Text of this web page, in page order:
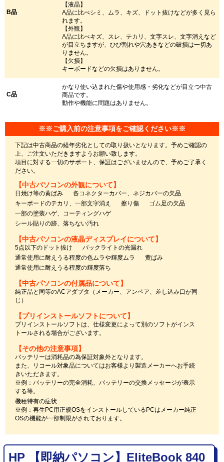
B品
【液晶】
A品に比べシミ、ムラ、キズ、ドット抜けなどが多く見ら
れます。
【外観】
A品に比べキズ、スレ、テカリ、文字スレ、文字消えなど
が目立ちますが、ひび割れや穴あきなどの破損は一切あ
りません。
【欠損】
キーボードなどの欠損はありません。
C品
かなり使い込まれた傷や使用感・劣化などが目立つ中古
商品です。
動作や機能に問題はありません。
※※ご購入前の注意事項をご確認ください※※
下記は中古商品の経年劣化としての取り扱いとなります。予めご確認の
上、ご注文いただきますようお願い致します。
項目に対する一切のサポート、保証はございませんので、予めご了承く
ださい。
【中古パソコンの外観について】
日焼け等の黄ばみ
各コネクターカバー、ネジカバーの欠品
キーボードのテカリ、一部文字消え
擦り傷
ゴム足の欠品
一部の塗装ハゲ、コーティングハゲ
シール貼りの跡、落ちない汚れ
【中古パソコンの液晶ディスプレイについて】
5点以下のドット抜け
バックライトの光漏れ
通常使用に耐えうる程度の色ムラや輝度ムラ
黄ばみ
通常使用に耐えうる程度の輝度落ち
【中古パソコンの付属品について】
純正品と同等のACアダプタ（メーカー、アンペア、差し込み口が同
じ）
【プリインストールソフトについて】
プリインストールソフトは、仕様変更によって別のソフトがインス
トールされる場合がございます。
【その他の注意事項】
バッテリーは消耗品の為保証対象外となります。
また、リコール対象品についてはお客様より製造メーカーへお手続
きいただきます。
※例：バッテリーの完全消耗、バッテリーの交換メッセージが表示
する等。
機種特有の症状
※例：再生PC用正規OSをインストールしているPCはメーカー純正
OSの機能が一部制限がされております。
HP 【即納パソコン】EliteBook 840